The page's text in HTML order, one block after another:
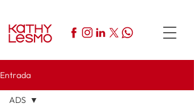
Entrada
ADS